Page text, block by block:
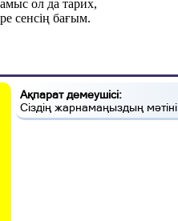
ол да тарих,
сенсің бағым.
Ақпарат демеушісі:
Сіздің жарнамаңыздың мәтіні